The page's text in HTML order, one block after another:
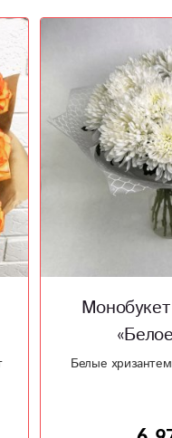
Букет с
Нежное